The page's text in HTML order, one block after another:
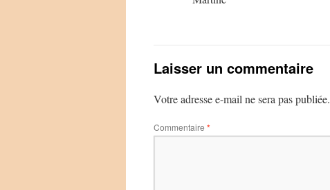
Laisser un commentaire
Votre adresse e-mail ne sera pas publiée.
Commentaire *